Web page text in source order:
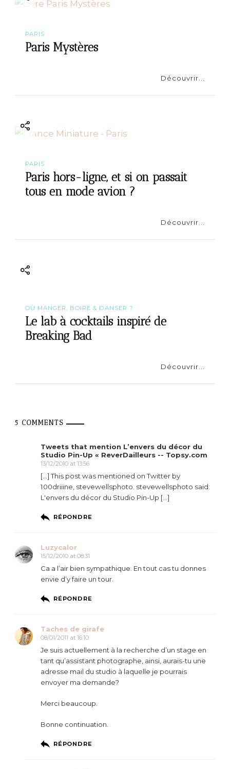
PARIS
Paris Mystères
Découvrir...
PARIS
Paris hors-ligne, et si on passait
tous en mode avion ?
Découvrir...
OÙ MANGER, BOIRE & DANSER ?
Le lab à cocktails inspiré de
Breaking Bad
Découvrir...
5 COMMENTS
Tweets that mention L’envers du décor du
Studio Pin-Up « ReverDailleurs -- Topsy.com
13/12/2010 at 13:56
[…] This post was mentioned on Twitter by
100driiine, stevewellsphoto. stevewellsphoto said:
L'envers du décor du Studio Pin-Up […]
RÉPONDRE
Luzycalor
15/12/2010 at 08:31
Ca a l’air bien sympathique. En tout cas tu donnes
envie d’y faire un tour.
RÉPONDRE
Taches de girafe
08/01/2011 at 16:10
Je suis actuellement à la recherche d’un stage en
tant qu’assistant photographe, ainsi, aurais-tu une
adresse mail du studio à laquelle je pourrais
envoyer ma demande?
Merci beaucoup.
Bonne continuation.
RÉPONDRE